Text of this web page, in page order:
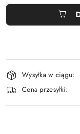
Dostępność
i
dostawa
Wysyłka w ciągu:
Cena przesyłki: